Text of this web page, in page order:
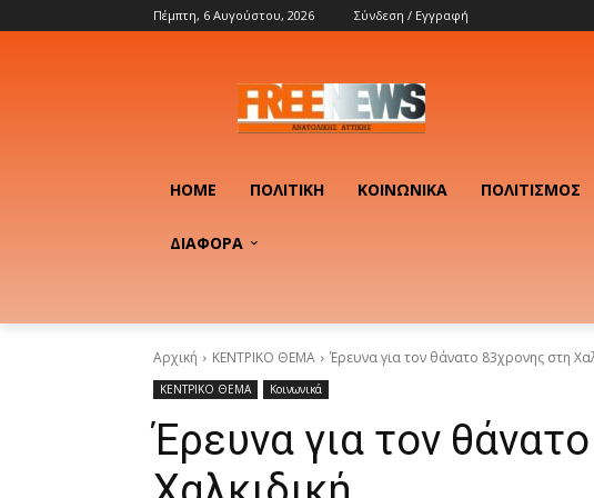
Πέμπτη, 6 Αυγούστου, 2026 Σύνδεση / Εγγραφή
HOME ΠΟΛΙΤΙΚΉ ΚΟΙΝΩΝΙΚΆ ΠΟΛΙΤΙΣΜΌΣ
ΔΙΑΦΟΡΑ
Αρχική ΚΕΝΤΡΙΚΟ ΘΕΜΑ Έρευνα για τον θάνατο 83χρονης στη
ΚΕΝΤΡΙΚΟ ΘΕΜΑ Κοινωνικά
Έρευνα για τον